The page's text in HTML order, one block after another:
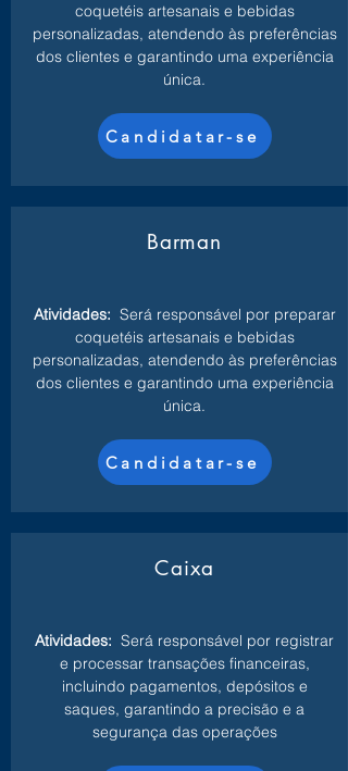
coquetéis artesanais e bebidas
personalizadas, atendendo às preferências
dos clientes e garantindo uma experiência
única.
Candidatar-se
Barman
Atividades: Será responsável por preparar
coquetéis artesanais e bebidas
personalizadas, atendendo às preferências
dos clientes e garantindo uma experiência
única.
Candidatar-se
Caixa
Atividades: Será responsável por registrar
e processar transações financeiras,
incluindo pagamentos, depósitos e
saques, garantindo a precisão e a
segurança das operações